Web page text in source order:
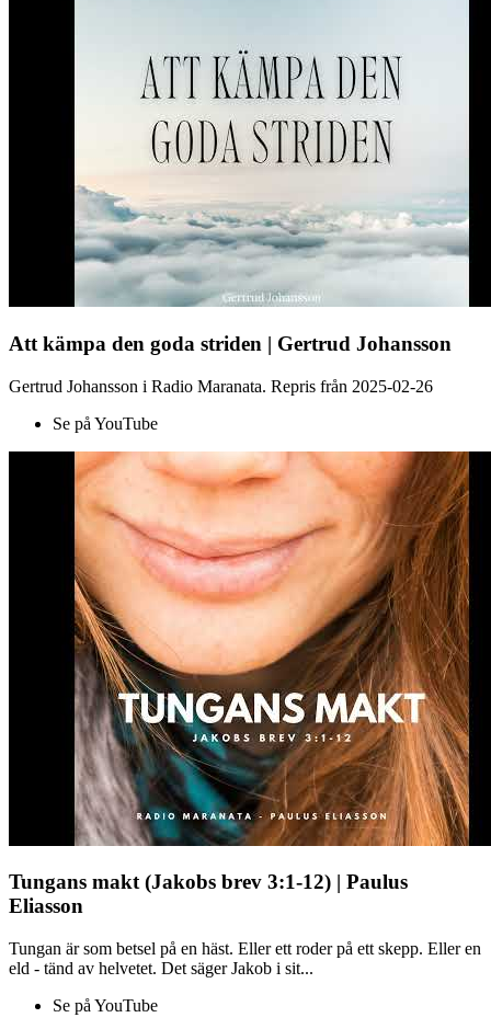
Att kämpa den goda striden | Gertrud Johansson
Gertrud Johansson i Radio Maranata. Repris från 2025-02-26
Se på YouTube
Tungans makt (Jakobs brev 3:1-12) | Paulus
Eliasson
Tungan är som betsel på en häst. Eller ett roder på ett skepp. Eller en
eld - tänd av helvetet. Det säger Jakob i sit...
Se på YouTube